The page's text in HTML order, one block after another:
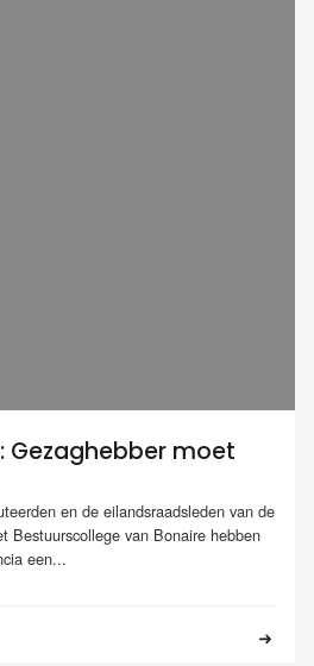
Gezaghebber moet
en de eilandsraadsleden van de
Bestuurscollege van Bonaire hebben
een...